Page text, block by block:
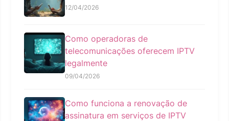
12/04/2026
Como operadoras de
telecomunicações oferecem IPTV
legalmente
09/04/2026
Como funciona a renovação de
assinatura em serviços de IPTV